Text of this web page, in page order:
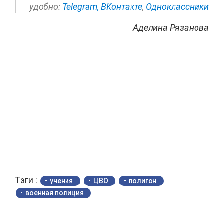
удобно: Telegram, ВКонтакте, Одноклассники
Аделина Рязанова
Тэги : учения ЦВО
полигон
военная полиция